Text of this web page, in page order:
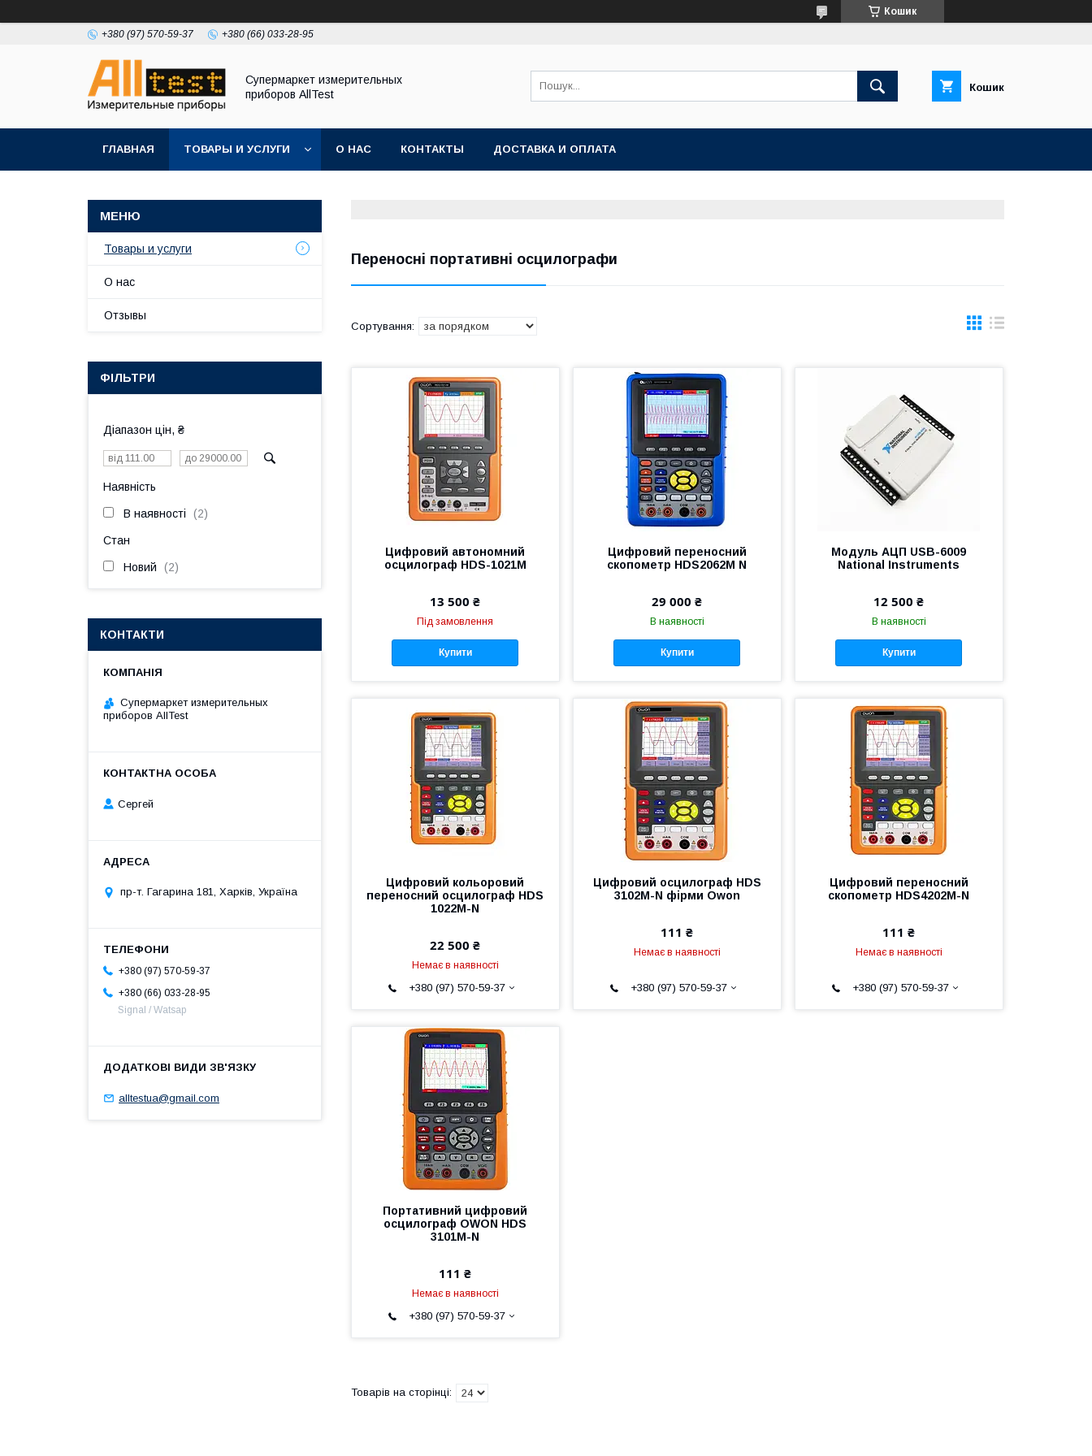
Кошик
+380 (97) 570-59-37 +380 (66) 033-28-95
Супермаркет измерительных
приборов AllTest
Кошик
ГЛАВНАЯ ТОВАРЫ И УСЛУГИ О НАС КОНТАКТЫ ДОСТАВКА И ОПЛАТА
Переносні портативні осцилографи
Цифровий автономний
осцилограф HDS-1021M
13 500 ₴
Під замовлення
Купити
Цифровий переносний
скопометр HDS2062M N
29 000 ₴
В наявності
Купити
Модуль АЦП USB-6009
National Instruments
12 500 ₴
В наявності
Купити
Цифровий кольоровий
переносний осцилограф HDS
1022M-N
22 500 ₴
Немає в наявності
+380 (97) 570-59-37
Цифровий осцилограф HDS
3102M-N фірми Owon
111 ₴
Немає в наявності
+380 (97) 570-59-37
Цифровий переносний
скопометр HDS4202M-N
111 ₴
Немає в наявності
+380 (97) 570-59-37
Портативний цифровий
осцилограф OWON HDS
3101M-N
111 ₴
Немає в наявності
+380 (97) 570-59-37
Товары и услуги
О нас
Отзывы
ФІЛЬТРИ
Діапазон цін, ₴
Наявність
В наявності 2
Стан
Новий 2
КОНТАКТИ
Супермаркет измерительных
приборов AllTest
Сергей
пр-т. Гагарина 181, Харків, Україна
+380 (97) 570-59-37
+380 (66) 033-28-95
Signal / Watsap
alltestua@gmail.com